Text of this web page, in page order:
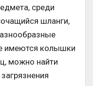
среди
шланги,
имеются колышки
можно найти